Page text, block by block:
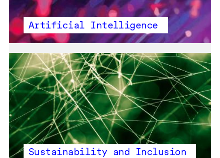
Artificial Intelligence
Sustainability and Inclusion